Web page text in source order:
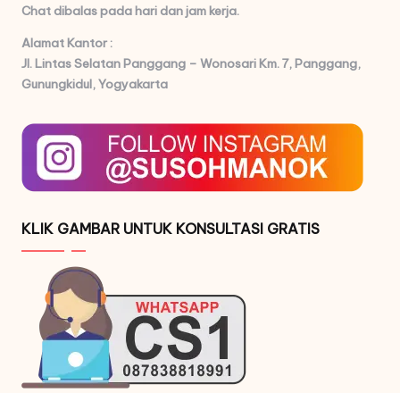
Chat dibalas pada hari dan jam kerja.
Alamat Kantor :
Jl. Lintas Selatan Panggang – Wonosari Km. 7,Panggang,
Gunungkidul, Yogyakarta
KLIK GAMBAR UNTUK KONSULTASI GRATIS